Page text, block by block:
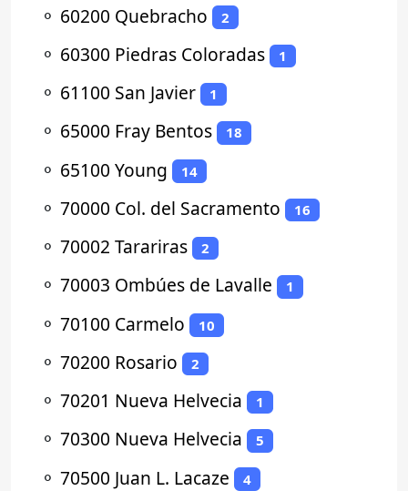
⚬ 60200 Quebracho 2
⚬ 60300 Piedras Coloradas 1
⚬ 61100 San Javier 1
⚬ 65000 Fray Bentos 18
⚬ 65100 Young 14
⚬ 70000 Col. del Sacramento 16
⚬ 70002 Tarariras 2
⚬ 70003 Ombúes de Lavalle 1
⚬ 70100 Carmelo 10
⚬ 70200 Rosario 2
⚬ 70201 Nueva Helvecia 1
⚬ 70300 Nueva Helvecia 5
⚬ 70500 Juan L. Lacaze 4